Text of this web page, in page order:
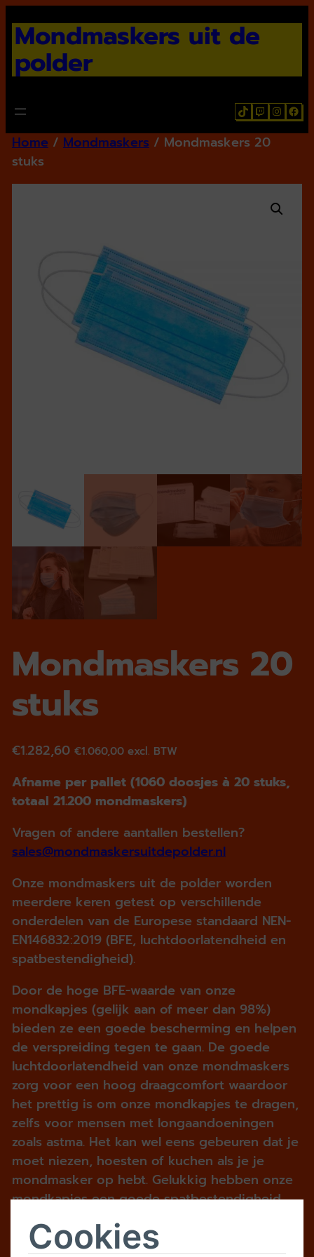
naar
inhoud
Mondmaskers uit de
polder
TikTokTwitch
Home/ Mondmaskers/ Mondmaskers 20
stuks
Mondmaskers 20
stuks
€1.282,60 €1.060,00excl. BTW
Afname per pallet (1060 doosjes à 20 stuks,
totaal 21.200 mondmaskers)
Vragen of andere aantallen bestellen?
sales@mondmaskersuitdepolder.nl
Onze mondmaskers uit de polder worden
meerdere keren getest op verschillende
onderdelen van de Europese standaard NEN-
EN146832:2019 (BFE, luchtdoorlatendheid en
spatbestendigheid).
Door de hoge BFE-waarde van onze
mondkapjes (gelijk aan of meer dan 98%)
bieden ze een goede bescherming en helpen
de verspreiding tegen te gaan. De goede
luchtdoorlatendheid van onze mondmaskers
zorg voor een hoog draagcomfort waardoor
het prettig is om onze mondkapjes te dragen,
zelfs voor mensen met longaandoeningen
zoals astma. Het kan wel eens gebeuren dat je
moet niezen, hoesten of kuchen als je je
mondmasker op hebt. Gelukkig hebben onze
mondkapjes een goede spatbestendigheid
waardoor je ook mensen om je heen
beschermt wanneer je ons mondmasker
Cookies